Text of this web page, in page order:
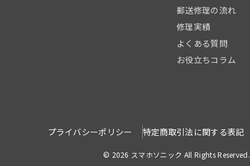
郵送修理の流れ
修理実績
よくある質問
お役立ちコラム
プライバシーポリシー 特定商取引法に関する表記
© 2026 スマホソニック All Rights Reserved.